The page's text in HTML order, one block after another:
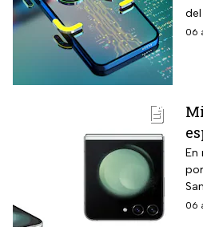
06
En
06